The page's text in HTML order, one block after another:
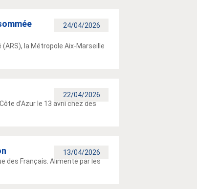
24/04/2026
(ARS), la Métropole Aix-Marseille
22/04/2026
d’Azur le 13 avril chez des
13/04/2026
des Français. Alimenté par les